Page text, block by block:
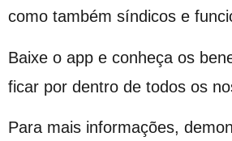
como também síndicos e
Baixe o app e conheça os
ficar por dentro de todos os
Para mais informações,